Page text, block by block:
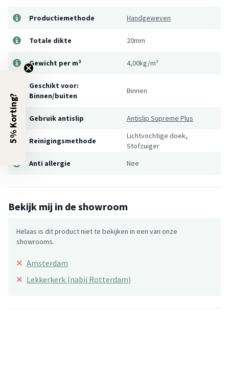
Productiemethode Handgeweven
Totale dikte 20mm
Gewicht per m² 4,00kg/m²
Geschikt voor:
Binnen/buiten
Binnen
Gebruik antislip Antislip Supreme Plus
Reinigingsmethode
Lichtvochtige doek,
Stofzuiger
Anti allergie
Nee
Bekijk mij in de showroom
Helaas is dit product niet te bekijken in een van onze
showrooms.
× Amsterdam
× Lekkerkerk (nabij Rotterdam)
5% Korting?